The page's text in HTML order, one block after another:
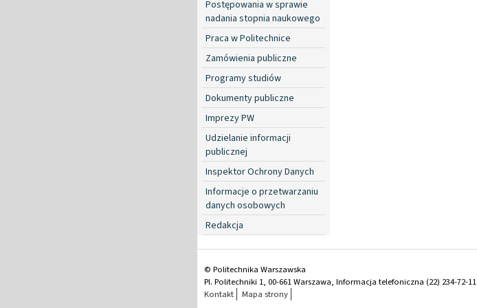
Postępowania w sprawie
nadania stopnia naukowego
Praca w Politechnice
Zamówienia publiczne
Programy studiów
Dokumenty publiczne
Imprezy PW
Udzielanie informacji
publicznej
Inspektor Ochrony Danych
Informacje o przetwarzaniu
danych osobowych
Redakcja
© Politechnika Warszawska
Pl. Politechniki 1, 00-661 Warszawa, Informacja telefoniczna (22) 234-72-11
Kontakt
Mapa strony